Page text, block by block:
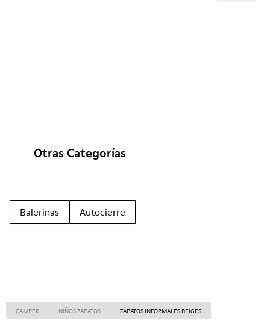
Otras Categorías
Balerinas Autocierre
CAMPER NIÑOS ZAPATOS ZAPATOS INFORMALES BEIGES